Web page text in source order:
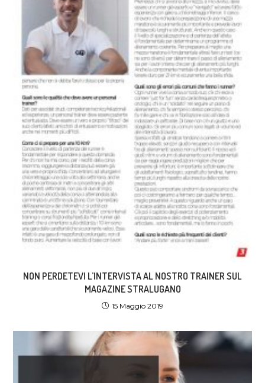
NON PERDETEVI L’INTERVISTA AL NOSTRO TRAINER SUL
MAGAZINE STRALUGANO
15 Maggio 2019